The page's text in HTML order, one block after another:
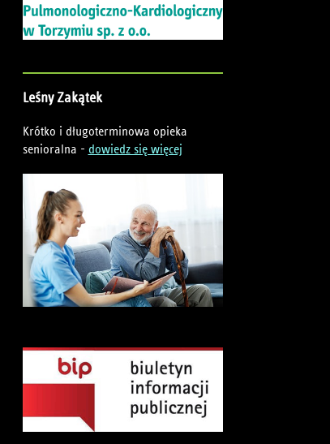
LeśnyZakątek
Krótko i długoterminowa opieka
senioralna - dowiedz się więcej